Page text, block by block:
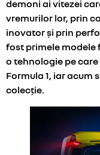
demoni ai vitezei
vremurilor lor, prin
inovator și prin
fost primele modele
o tehnologie pe
Formula 1, iar acum
colecție.